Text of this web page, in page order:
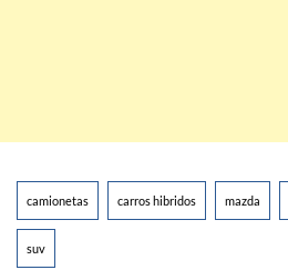
camionetas carros hibridos mazda
suv